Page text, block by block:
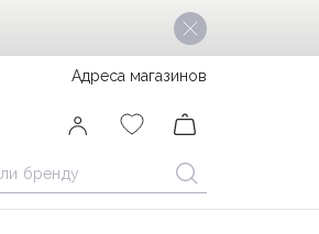
Адреса магазинов